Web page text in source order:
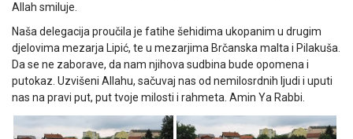
Allah smiluje.
Naša delegacija proučila je fatihe šehidima ukopanim u drugim
djelovima mezarja Lipić, te u mezarjima Brčanska malta i Pilakuša.
Da se ne zaborave, da nam njihova sudbina bude opomena i
putokaz. Uzvišeni Allahu, sačuvaj nas od nemilosrdnih ljudi i uputi
nas na pravi put, put tvoje milosti i rahmeta. Amin Ya Rabbi.